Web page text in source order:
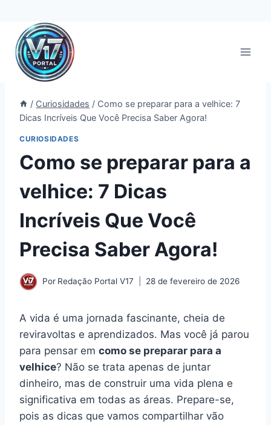
Pular
para
Conteúdo
/ Curiosidades / Como se preparar para a velhice: 7
Dicas Incríveis Que Você Precisa Saber Agora!
CURIOSIDADES
Como se preparar para a
velhice: 7 Dicas
Incríveis Que Você
Precisa Saber Agora!
Por Redação Portal V17 28 de fevereiro de 2026
A vida é uma jornada fascinante, cheia de
reviravoltas e aprendizados. Mas você já parou
para pensar em como se preparar para a
velhice? Não se trata apenas de juntar
dinheiro, mas de construir uma vida plena e
significativa em todas as áreas. Prepare-se,
pois as dicas que vamos compartilhar vão